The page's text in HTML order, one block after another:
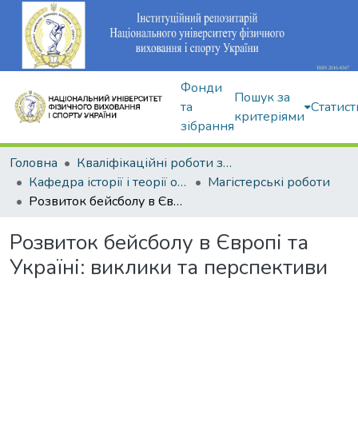
Фонди
та
зібрання
Пошук за
критеріями
Головна
Кваліфікаційні роботи здобувачів вищої освіти
Кафедра історії і теорії олімпійського спорту
Магістерські роботи
Розвиток бейсболу в Європі та Україні: виклики та перспективи
Розвиток бейсболу в Європі та
Україні: виклики та перспективи